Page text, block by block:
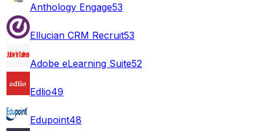
Anthology Engage53
Ellucian CRM Recruit53
Adobe eLearning Suite52
Edlio49
Edupoint48